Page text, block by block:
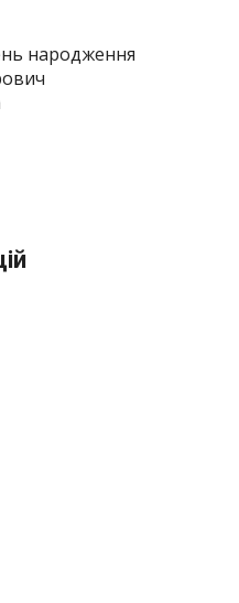
народження